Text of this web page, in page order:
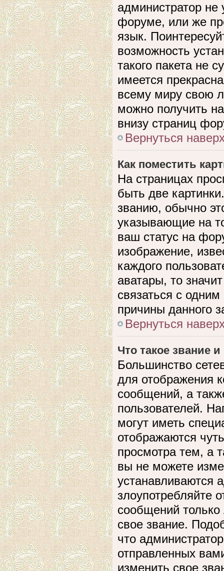
администратор не
форуме, или же
язык.
возможность
такого пакета не
имеется
всему миру свою
можно получить
внизу страниц
Вернуться
Как поместить
На страницах
быть две
званию, обычно
указывающие на
ваш статус на
изображение,
каждого
аватары, то
связаться с
причины данного
Вернуться
Что такое звание
Большинство
для отображения
сообщений, а
пользователей.
могут иметь
отображаются
просмотра тем, а
вы не можете
устанавливаются
злоупотребляйте
сообщений
свое звание.
что
отправленных
изменить свое